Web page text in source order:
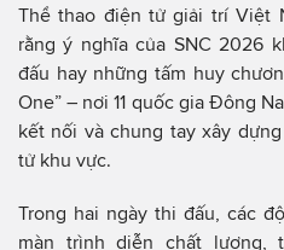
Thể thao điện tử giải trí Việt
rằng ý nghĩa của SNC 2026
đấu hay những tấm huy
One” – nơi 11 quốc gia Đông
kết nối và chung tay xây
tử khu vực.
Trong hai ngày thi đấu, các
màn trình diễn chất lượng,